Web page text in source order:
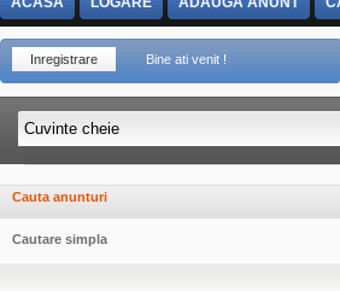
Inregistrare Bine ati venit !
Cauta anunturi
Cautare simpla